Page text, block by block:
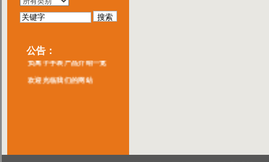
公告：
负离子手表产品介绍一览
欢迎光临我们的网站